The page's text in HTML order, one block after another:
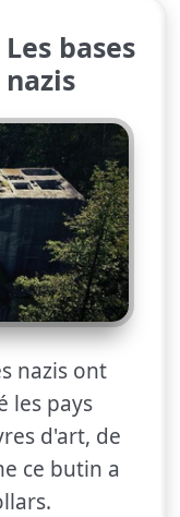
bases
nazis ont
les pays
d'art, de
ce butin a